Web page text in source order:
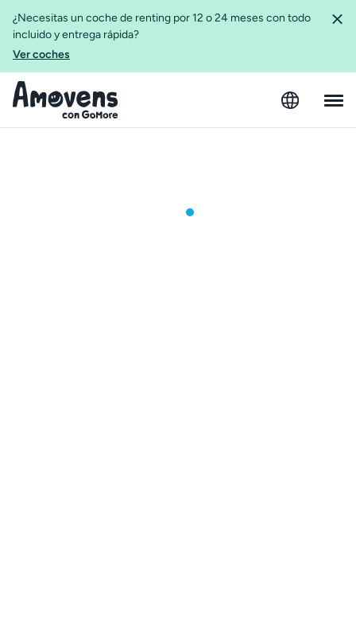
¿Necesitas un coche de renting por 12 o 24 meses con todo
incluido y entrega rápida?
Ver coches